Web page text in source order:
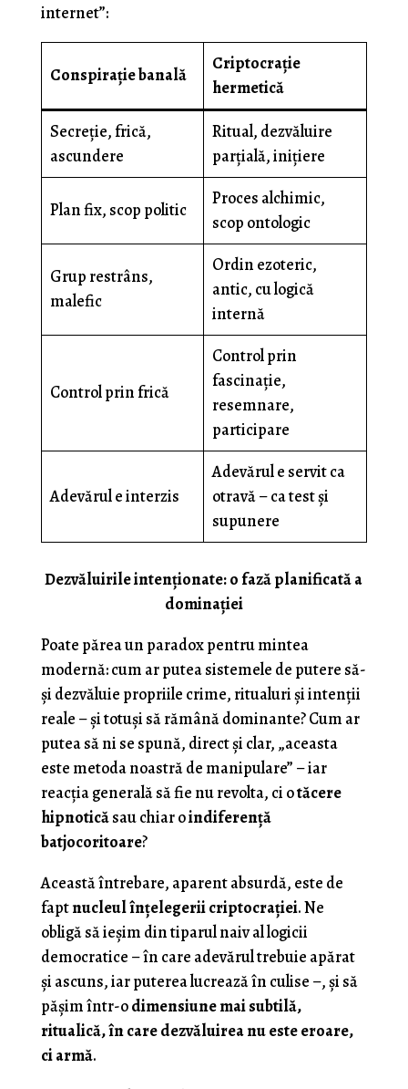
internet”:
Conspirație banală
Criptocrație
hermetică
Secreție, frică,
ascundere
Ritual, dezvăluire
parțială, inițiere
Plan fix, scop politic
Proces alchimic,
scop ontologic
Grup restrâns,
malefic
Ordin ezoteric,
antic, cu logică
internă
Control prin frică
Control prin
fascinație,
resemnare,
participare
Adevărul e interzis
Adevărul e servit ca
otravă – ca test și
supunere
Dezvăluirile intenţionate: o fază planificată a
dominației
Poate părea un paradox pentru mintea
modernă: cum ar putea sistemele de putere să-
și dezvăluie propriile crime, ritualuri și intenții
reale – și totuși să rămână dominante? Cum ar
putea să ni se spună, direct și clar, „aceasta
este metoda noastră de manipulare” – iar
reacția generală să fie nu revolta, ci otăcere
hipnoticăsau chiar oindiferență
batjocoritoare?
Această întrebare, aparent absurdă, este de
faptnucleul înțelegerii criptocrației. Ne
obligă să ieșim din tiparul naiv al logicii
democratice – în care adevărul trebuie apărat
și ascuns, iar puterea lucrează în culise –, și să
pășim într-odimensiune mai subtilă,
ritualică, în care dezvăluirea nu este eroare,
ci armă.